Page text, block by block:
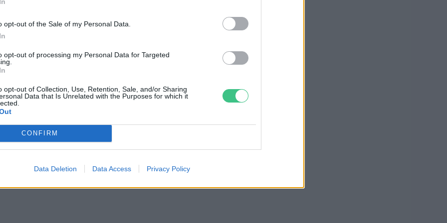
opt-out of the Sale of my Personal Data.
opt-out of processing my Personal Data for Targeted
opt-out of Collection, Use, Retention, Sale, and/or Sharing
Data that Is Unrelated with the Purposes for which it
CONFIRM
Data Deletion Data Access Privacy Policy
sokat idézet tanulmánya arra a
erdőirtás eléri 20-25 százalékot az
elindítja az esőerdő szavannásodását.
le is állna az erdőirtás a régióban, az
klímaváltozás hatásainak. A tudós arra is
elleni küzdelemmel
nem képes egyedül megbirkózni.